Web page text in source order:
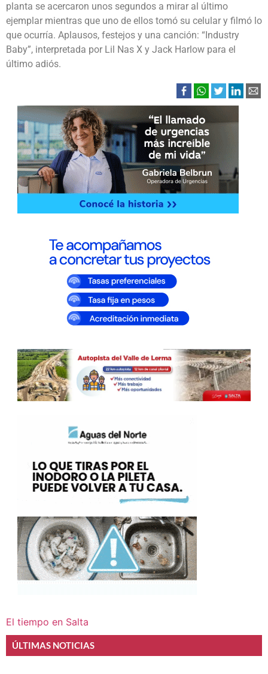
planta se acercaron unos segundos a mirar al último
ejemplar mientras que uno de ellos tomó su celular y filmó lo
que ocurría. Aplausos, festejos y una canción: “Industry
Baby”, interpretada por Lil Nas X y Jack Harlow para el
último adiós.
El tiempo en Salta
ÚLTIMAS NOTICIAS